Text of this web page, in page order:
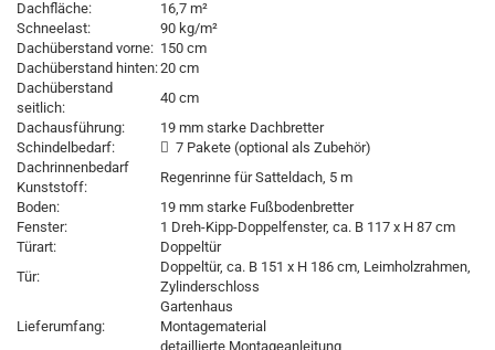
Dachfläche:
16,7 m²
Schneelast:
90 kg/m²
Dachüberstand vorne: 150 cm
Dachüberstand hinten:20 cm
Dachüberstand
seitlich:
40 cm
Dachausführung:
19 mm starke Dachbretter
Schindelbedarf:
 7 Pakete (optional als Zubehör)
Dachrinnenbedarf
Kunststoff:
Regenrinne für Satteldach, 5 m
Boden:
19 mm starke Fußbodenbretter
Fenster:
1 Dreh-Kipp-Doppelfenster, ca. B 117 x H 87 cm
Türart:
Doppeltür
Tür:
Doppeltür, ca. B 151 x H 186 cm, Leimholzrahmen,
Zylinderschloss
Lieferumfang:
Gartenhaus
Montagematerial
detaillierte Montageanleitung